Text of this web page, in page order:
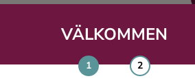
VÄLKOMMEN
Du kanske även gillar